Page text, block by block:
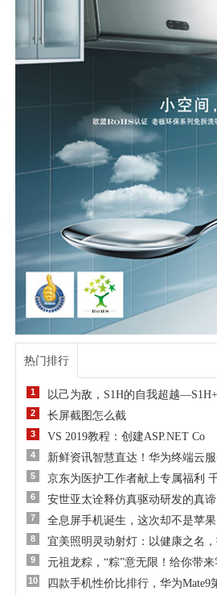
热门排行
1 以己为敌，S1H的自我超越
2 长屏截图怎么截
3 VS 2019教程：创建ASP.NET Co
4 新鲜资讯智慧直达！华为终端云服
5 京东为医护工作者献上专属福利
6 安世亚太诠释仿真驱动研发的真谛
7 全息屏手机诞生，这次却不是苹果
8 宜美照明灵动射灯：以健康之名
9 元祖龙粽，“粽”意无限！给你带来
10 四款手机性价比排行，华为Mate9